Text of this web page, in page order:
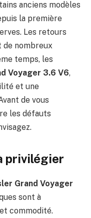
anciens modèles
la première
Les retours
de nombreux
temps, les
Voyager 3.6 V6,
et une
de vous
les défauts
privilégier
Grand Voyager
sont à
commodité.